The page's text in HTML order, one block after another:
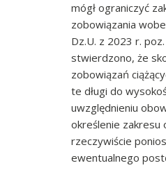
mógł ograniczyć
zobowiązania
Dz.U. z 2023 r.
stwierdzono, że
zobowiązań
te długi do
uwzględnieniu
określenie zakresu
rzeczywiście
ewentualnego